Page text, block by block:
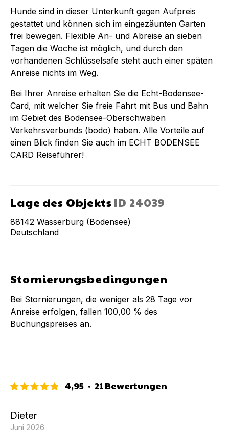
Hunde sind in dieser Unterkunft gegen Aufpreis
gestattet und können sich im eingezäunten Garten
frei bewegen. Flexible An- und Abreise an sieben
Tagen die Woche ist möglich, und durch den
vorhandenen Schlüsselsafe steht auch einer späten
Anreise nichts im Weg.
Bei Ihrer Anreise erhalten Sie die Echt-Bodensee-
Card, mit welcher Sie freie Fahrt mit Bus und Bahn
im Gebiet des Bodensee-Oberschwaben
Verkehrsverbunds (bodo) haben. Alle Vorteile auf
einen Blick finden Sie auch im ECHT BODENSEE
CARD Reiseführer!
Lage des Objekts ID 24039
88142 Wasserburg (Bodensee)
Deutschland
Stornierungsbedingungen
Bei Stornierungen, die weniger als 28 Tage vor
Anreise erfolgen, fallen 100,00 % des
Buchungspreises an.
4,95 · 21 Bewertungen
Dieter
Juni 2026